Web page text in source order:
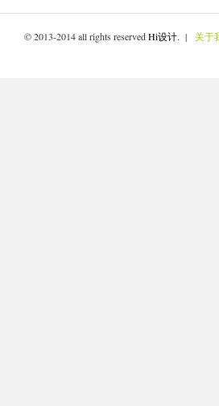
© 2013-2014 all rights reservedHi设计. | 关于